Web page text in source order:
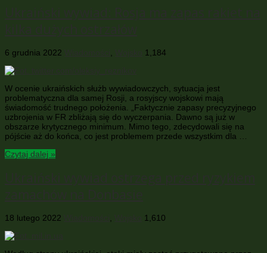
6 grudnia 2022 1,184
W ocenie ukraińskich służb wywiadowczych, sytuacja jest
problematyczna dla samej Rosji, a rosyjscy wojskowi mają
świadomość trudnego położenia. „Faktycznie zapasy precyzyjnego
uzbrojenia w FR zbliżają się do wyczerpania. Dawno są już w
obszarze krytycznego minimum. Mimo tego, zdecydowali się na
pójście aż do końca, co jest problemem przede wszystkim dla …
Czytaj dalej »
18 lutego 2022 1,610